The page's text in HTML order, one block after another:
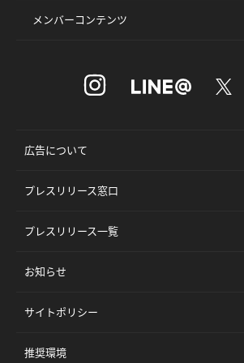
メンバーコンテンツ
広告について
プレスリリース窓口
プレスリリース一覧
お知らせ
サイトポリシー
推奨環境